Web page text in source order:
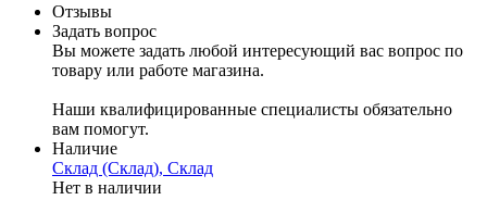
Отзывы
Задать вопрос
Вы можете задать любой интересующий вас вопрос по
товару или работе магазина.
Наши квалифицированные специалисты обязательно
вам помогут.
Наличие
Склад (Склад), Склад
Нет в наличии